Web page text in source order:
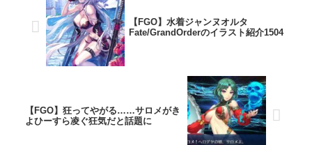
【FGO】水着ジャンヌオルタ
Fate/GrandOrderのイラスト紹介1504
【FGO】狂ってやがる……サロメがき
よひーすら凌ぐ狂気だと話題に